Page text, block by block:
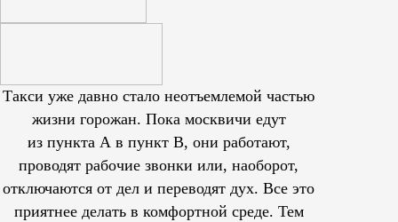
Такси уже давно стало неотъемлемой частью
жизни горожан. Пока москвичи едут
из пункта А в пункт В, они работают,
проводят рабочие звонки или, наоборот,
отключаются от дел и переводят дух. Все это
приятнее делать в комфортной среде. Тем